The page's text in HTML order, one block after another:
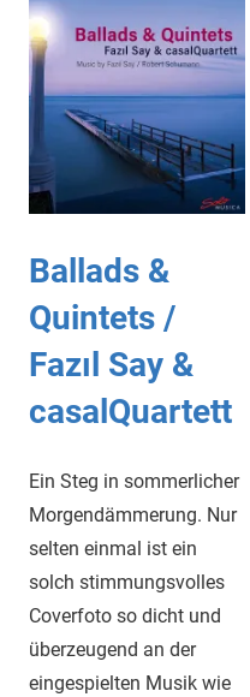
Ballads &
Quintets /
Fazıl Say &
casalQuartett
Ein Steg in sommerlicher
Morgendämmerung. Nur
selten einmal ist ein
solch stimmungsvolles
Coverfoto so dicht und
überzeugend an der
eingespielten Musik wie